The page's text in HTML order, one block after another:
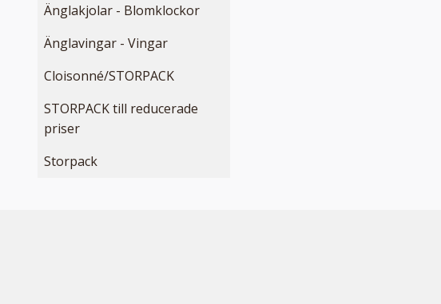
Änglakjolar - Blomklockor
Änglavingar - Vingar
Cloisonné/STORPACK
STORPACK till reducerade
priser
Storpack